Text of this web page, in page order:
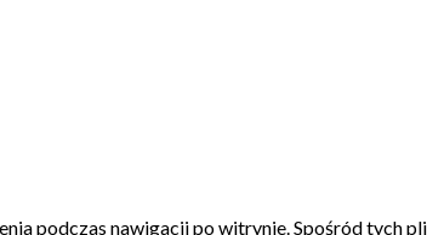
podczas nawigacji po witrynie.Spośród tych